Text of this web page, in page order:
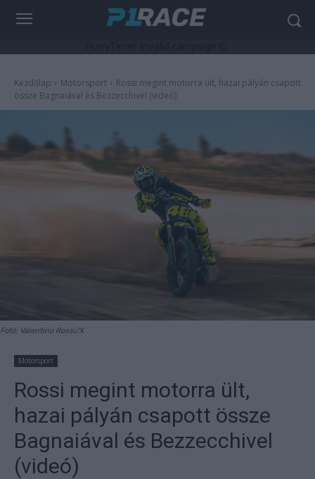
Kezdőlap Motorsport
Rossi megint motorra ült, hazai pályán csapott
össze Bagnaiával és Bezzecchivel (videó)
Fotó: Valentino Rossi/X
Motorsport
Rossi megint motorra ült,
hazai pályán csapott össze
Bagnaiával és Bezzecchivel
(videó)